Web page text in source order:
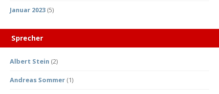
Januar 2023 (5)
Sprecher
Albert Stein (2)
Andreas Sommer (1)